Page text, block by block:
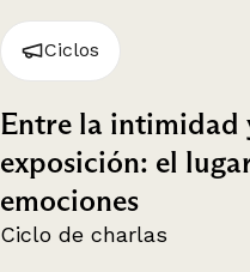
Ciclos
Entre la intimidad
exposición: el
emociones
Ciclo de charlas